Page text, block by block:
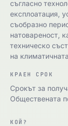
съгласно
експлоатация,
съобразно
натовареност,
техническо
на
КРАЕН СРОК
Срокът за
Обществената
КОЙ?